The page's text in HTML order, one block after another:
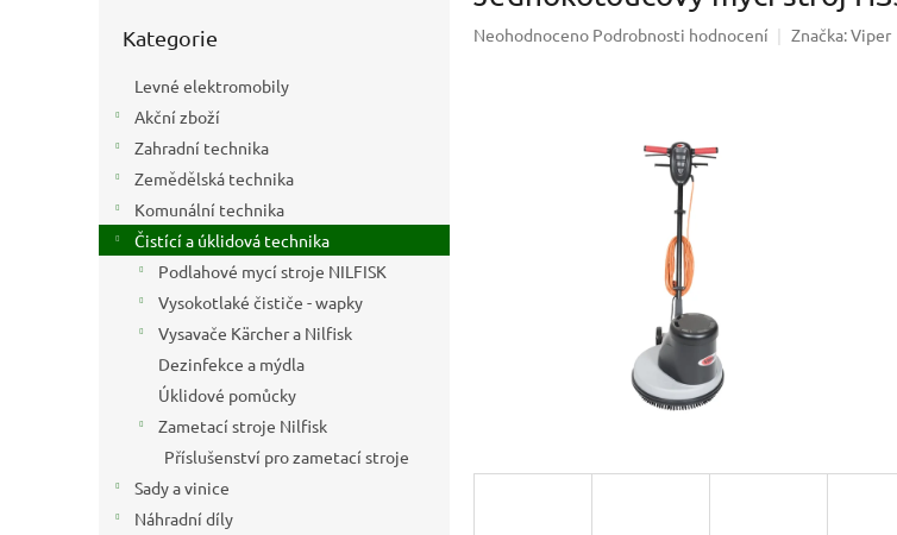
a
n
kategorie
Kategorie
Levné elektromobily
Akční zboží
Zahradní technika
Zemědělská technika
Komunální technika
Čistící a úklidová technika
Podlahové mycí stroje NILFISK
Vysokotlaké čističe - wapky
Vysavače Kärcher a Nilfisk
Dezinfekce a mýdla
Úklidové pomůcky
Zametací stroje Nilfisk
Příslušenství pro zametací stroje
Sady a vinice
Náhradní díly
Průměrné
Neohodnoceno Podrobnosti hodnocení Značka:Viper